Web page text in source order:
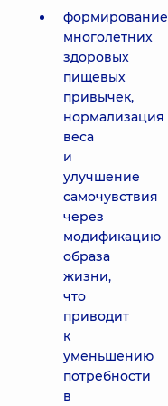
формирование
многолетних
здоровых
пищевых
привычек,
нормализация
веса
и
улучшение
самочувствия
через
модификацию
образа
жизни,
что
приводит
к
уменьшению
потребности
в